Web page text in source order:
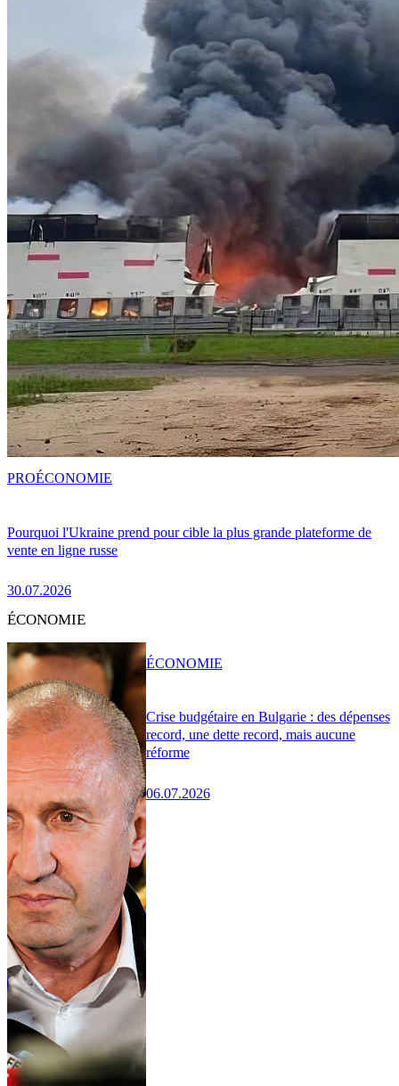
Pourquoi l'Ukraine prend pour cible la plus grande plateforme de
vente en ligne russe
30.07.2026
PROÉCONOMIE
ÉCONOMIE
Crise budgétaire en Bulgarie : des dépenses
record, une dette record, mais aucune
réforme
06.07.2026
ÉCONOMIE